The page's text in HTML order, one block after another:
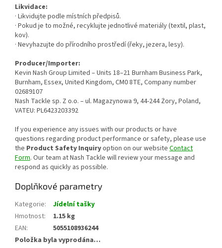
Likvidace:
· Likvidujte podle místních předpisů.
· Pokud je to možné, recyklujte jednotlivé materiály (textil, plast,
kov).
· Nevyhazujte do přírodního prostředí (řeky, jezera, lesy).
Producer/Importer:
Kevin Nash Group Limited – Units 18–21 Burnham Business Park,
Burnham, Essex, United Kingdom, CM0 8TE, Company number
02689107
Nash Tackle sp. Z o.o. – ul. Magazynowa 9, 44-244 Żory, Poland,
VATEU: PL6423203392
If you experience any issues with our products or have
questions regarding product performance or safety, please use
the Product Safety Inquiryoption on our website Contact
Form. Our team at Nash Tackle will review your message and
respond as quickly as possible.
Doplňkové parametry
Kategorie:
Jídelní tašky
Hmotnost:
1.15 kg
EAN:
5055108936244
Položka byla vyprodána…